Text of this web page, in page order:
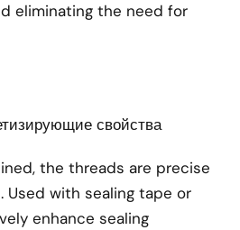
eliminating the need for
свойства
the threads are precise
Used with sealing tape or
enhance sealing